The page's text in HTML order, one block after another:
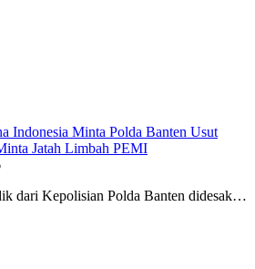
Indonesia Minta Polda Banten Usut
Jatah Limbah PEMI
dari Kepolisian Polda Banten didesak…